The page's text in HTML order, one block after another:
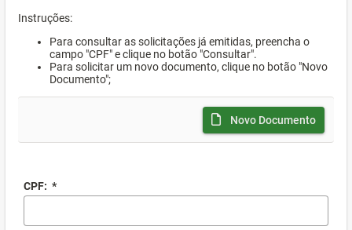
Instruções:
Para consultar as solicitações já emitidas, preencha o
campo "CPF" e clique no botão "Consultar".
Para solicitar um novo documento, clique no botão "Novo
Documento";
Novo Documento
CPF: *